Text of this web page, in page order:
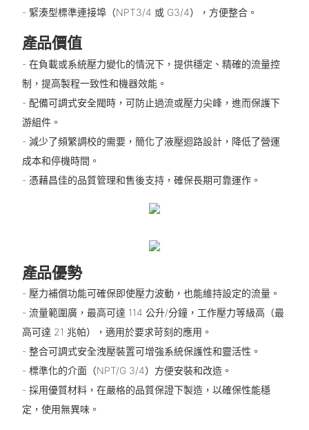
- 緊湊型標準連接埠（NPT3/4 或 G3/4），方便整合。
產品價值
- 在負載或系統壓力變化的情況下，提供穩定、精確的流量控
制，提高製程一致性和機器效能。
- 配備可調式安全閥時，可防止過流或壓力尖峰，進而保護下
游組件。
- 減少了頻繁調校的需要，簡化了液壓迴路設計，降低了營運
成本和停機時間。
- 憑藉昌佳的品質管理和售後支持，確保長期可靠運作。
產品優勢
- 壓力補償功能可確保即使壓力波動，也能維持設定的流量。
- 流量範圍廣，最高可達 114 公升/分鐘，工作壓力等級高（最
高可達 21 兆帕），適用於要求苛刻的應用。
- 整合可調式安全洩壓裝置可增強系統保護性和靈活性。
- 標準化的介面（NPT/G 3/4）方便安裝和改造。
- 採用優質材料，在嚴格的品質保證下製造，以確保性能穩
定，使用無異味。